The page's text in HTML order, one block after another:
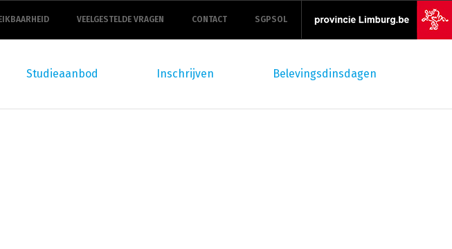
VEELGESTELDE VRAGEN CONTACT SGPSOL
Studieaanbod Inschrijven Belevingsdinsdagen